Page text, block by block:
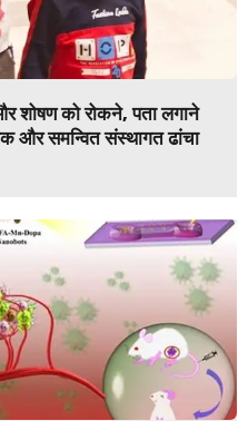
शोषण को रोकने, पता लगाने
और समन्वित संस्थागत ढांचा